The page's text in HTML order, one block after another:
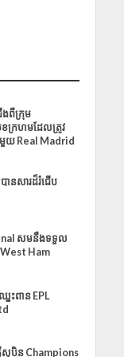
ងពីក្រុម
ក្រហមដែលត្រូវ
មួយ Real Madrid
នសារដ៏រំជើប
សមនឹងទទួល
West Ham
នះពាន EPL
សុបិន Champions